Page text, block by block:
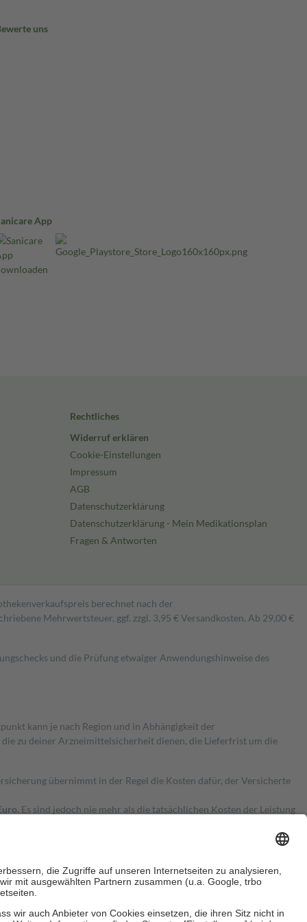
uns
App
Rechtliches
Widerruf erklären
Cookie-Einstellungen
Impressum
AGB
Datenschutzerklärung
Datenschutzerklärung - Mein Medikationsplan
Fragen & Antworten
berechnet nach der
Mehrwertsteuer, ggf. zzgl. 3,95 € Versandkosten. Ab 29,00 €
und die Prüfung etwaiger Anwendungshinweise des
kann je nach Region und in Abhängigkeit der
zu deiner Arzneimittelsicherheit dienen, die Lieferfrist um die
übernimmt in der Regel die Kosten dafür, der Versicherte
Es sind jedoch nie mehr als die tatsächlichen Kosten der Leistung
Zuzahlungen an bei: